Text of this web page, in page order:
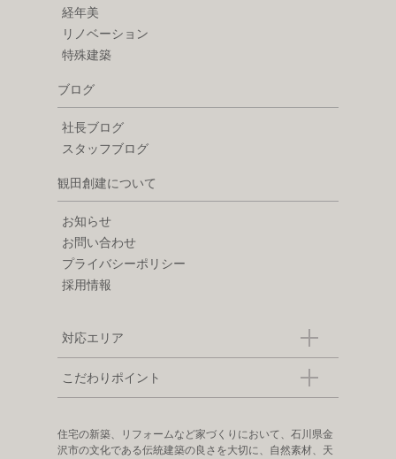
経年美
リノベーション
特殊建築
ブログ
社長ブログ
スタッフブログ
観田創建について
お知らせ
お問い合わせ
プライバシーポリシー
採用情報
対応エリア
こだわりポイント
住宅の新築、リフォームなど家づくりにおいて、石川県金
沢市の文化である伝統建築の良さを大切に、自然素材、天